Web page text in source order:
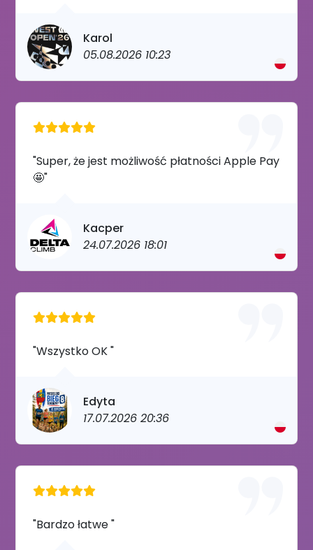
Karol
05.08.2026 10:23
"Super, że jest możliwość płatności Apple Pay
🤩"
Kacper
24.07.2026 18:01
"Wszystko OK "
Edyta
17.07.2026 20:36
"Bardzo łatwe "